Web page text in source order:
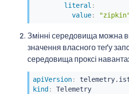
literal :
value:
Змінні середовища можна
значення власного теґу
середовища проксі
apiVersion:
kind :
Telemetry